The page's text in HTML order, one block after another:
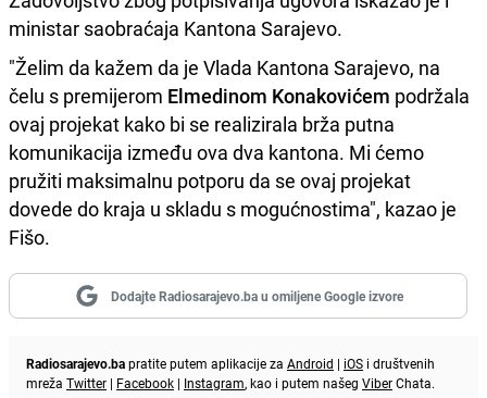
ministar saobraćaja Kantona Sarajevo.
"Želim da kažem da je Vlada Kantona Sarajevo, na
čelu s premijerom Elmedinom Konakovićem podržala
ovaj projekat kako bi se realizirala brža putna
komunikacija između ova dva kantona. Mi ćemo
pružiti maksimalnu potporu da se ovaj projekat
dovede do kraja u skladu s mogućnostima", kazao je
Fišo.
Dodajte Radiosarajevo.ba u omiljene Google izvore
Radiosarajevo.bapratite putem aplikacije za Android | iOS i društvenih
mreža Twitter | Facebook | Instagram, kao i putem našeg ViberChata.